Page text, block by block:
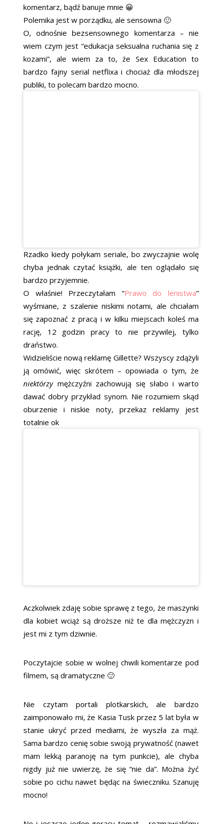
komentarz, bądź banuje mnie 😀
Polemika jest w porządku, ale sensowna 🙂
O, odnośnie bezsensownego komentarza – nie
wiem czym jest “edukacja seksualna ruchania się z
kozami”, ale wiem za to, że Sex Education to
bardzo fajny serial netflixa i chociaż dla młodszej
publiki, to polecam bardzo mocno.
Rzadko kiedy połykam seriale, bo zwyczajnie wolę
chyba jednak czytać książki, ale ten oglądało się
bardzo przyjemnie.
O właśnie! Przeczytałam “Prawo do lenistwa”
wyśmiane, z szalenie niskimi notami, ale chciałam
się zapoznać z pracą i w kilku miejscach koleś ma
rację, 12 godzin pracy to nie przywilej, tylko
draństwo.
Widzieliście nową reklamę Gillette? Wszyscy zdążyli
ją omówić, więc skrótem – opowiada o tym, że
niektórzy mężczyźni zachowują się słabo i warto
dawać dobry przykład synom. Nie rozumiem skąd
oburzenie i niskie noty, przekaz reklamy jest
totalnie ok
Aczkolwiek zdaję sobie sprawę z tego, że maszynki
dla kobiet wciąż są droższe niż te dla mężczyzn i
jest mi z tym dziwnie.
Poczytajcie sobie w wolnej chwili komentarze pod
filmem, są dramatyczne 🙂
Nie czytam portali plotkarskich, ale bardzo
zaimponowało mi, że Kasia Tusk przez 5 lat była w
stanie ukryć przed mediami, że wyszła za mąż.
Sama bardzo cenię sobie swoją prywatność (nawet
mam lekką paranoję na tym punkcie), ale chyba
nigdy już nie uwierzę, że się “nie da”. Można żyć
sobie po cichu nawet będąc na świeczniku. Szanuję
mocno!